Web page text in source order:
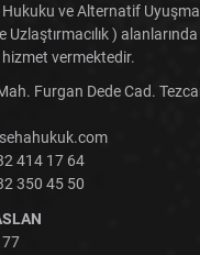
ve Alternatif
)
vermektedir.
Furgan Dede Cad.
414 17 64
350 45 50